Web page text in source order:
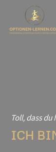
Toll, dass
ICH